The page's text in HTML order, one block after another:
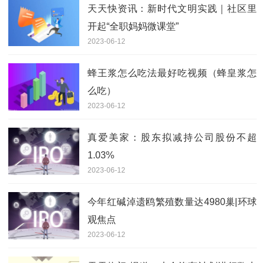
天天快资讯：新时代文明实践｜社区里
开起“全职妈妈微课堂”
2023-06-12
蜂王浆怎么吃法最好吃视频（蜂皇浆怎
么吃）
2023-06-12
真爱美家：股东拟减持公司股份不超
1.03%
2023-06-12
今年红碱淖遗鸥繁殖数量达4980巢|环球
观焦点
2023-06-12